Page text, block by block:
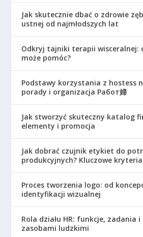
Jak skutecznie dbać o zdrowie
ustnej od najmłodszych lat
Odkryj tajniki terapii wisceralnej:
może pomóc?
Podstawy korzystania z hostess
porady i organizacja Работ婦
Jak stworzyć skuteczny katalog
elementy i promocja
Jak dobrać czujnik etykiet do
produkcyjnych? Kluczowe
Proces tworzenia logo: od
identyfikacji wizualnej
Rola działu HR: funkcje, zadania
zasobami ludzkimi